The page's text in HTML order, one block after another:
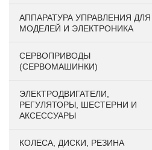
АППАРАТУРА УПРАВЛЕНИЯ ДЛЯ
МОДЕЛЕЙ И ЭЛЕКТРОНИКА
СЕРВОПРИВОДЫ
(СЕРВОМАШИНКИ)
ЭЛЕКТРОДВИГАТЕЛИ,
РЕГУЛЯТОРЫ, ШЕСТЕРНИ И
АКСЕССУАРЫ
КОЛЕСА, ДИСКИ, РЕЗИНА